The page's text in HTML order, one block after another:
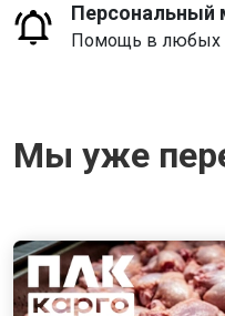
Персональный
Помощь в любых
Мы уже